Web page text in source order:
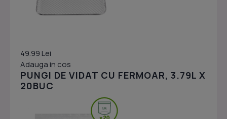
49.99 Lei
Adauga in cos
PUNGI DE VIDAT CU FERMOAR, 3.79L X
20BUC